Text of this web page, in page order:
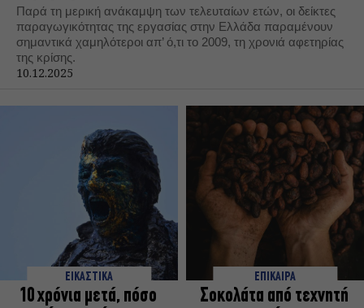
Παρά τη μερική ανάκαμψη των τελευταίων ετών, οι δείκτες
παραγωγικότητας της εργασίας στην Ελλάδα παραμένουν
σημαντικά χαμηλότεροι απ’ ό,τι το 2009, τη χρονιά αφετηρίας
της κρίσης.
10.12.2025
ΕΙΚΑΣΤΙΚΑ
10 χρόνια μετά, πόσο
ΕΠΙΚΑΙΡΑ
Σοκολάτα από τεχνητή